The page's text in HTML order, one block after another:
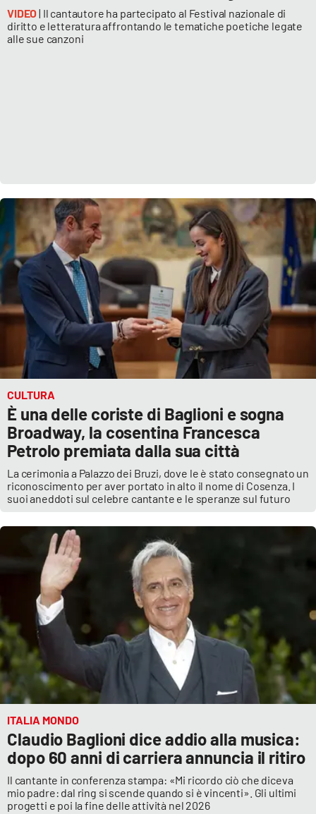
VIDEO| Il cantautore ha partecipato al Festival nazionale di
diritto e letteratura affrontando le tematiche poetiche legate
alle sue canzoni
CULTURA
È una delle coriste di Baglioni e sogna
Broadway, la cosentina Francesca
Petrolo premiata dalla sua città
La cerimonia a Palazzo dei Bruzi, dove le è stato consegnato un
riconoscimento per aver portato in alto il nome di Cosenza. I
suoi aneddoti sul celebre cantante e le speranze sul futuro
ITALIA MONDO
Claudio Baglioni dice addio alla musica:
dopo 60 anni di carriera annuncia il ritiro
Il cantante in conferenza stampa: «Mi ricordo ciò che diceva
mio padre: dal ring si scende quando si è vincenti». Gli ultimi
progetti e poi la fine delle attività nel 2026